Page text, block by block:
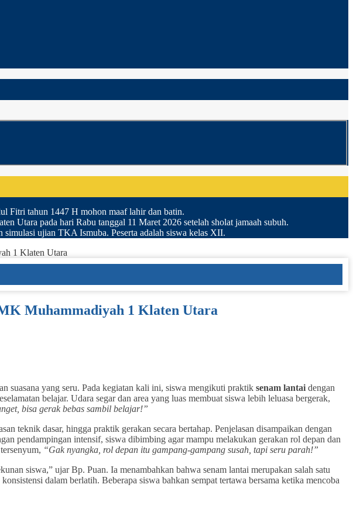
Fitri tahun 1447 H mohon maaf lahir dan batin.
Utara pada hari Rabu tanggal 11 Maret 2026 setelah sholat jamaah subuh.
ujian TKA Ismuba. Peserta adalah siswa kelas XII.
1 Klaten Utara
Muhammadiyah 1 Klaten Utara
suasana yang seru. Pada kegiatan kali ini, siswa mengikuti praktik senam lantai dengan
belajar. Udara segar dan area yang luas membuat siswa lebih leluasa bergerak,
bisa gerak bebas sambil belajar!”
teknik dasar, hingga praktik gerakan secara bertahap. Penjelasan disampaikan dengan
pendampingan intensif, siswa dibimbing agar mampu melakukan gerakan rol depan dan
“Gak nyangka, rol depan itu gampang-gampang susah, tapi seru parah!”
siswa,” ujar Bp. Puan. Ia menambahkan bahwa senam lantai merupakan salah satu
dalam berlatih. Beberapa siswa bahkan sempat tertawa bersama ketika mencoba